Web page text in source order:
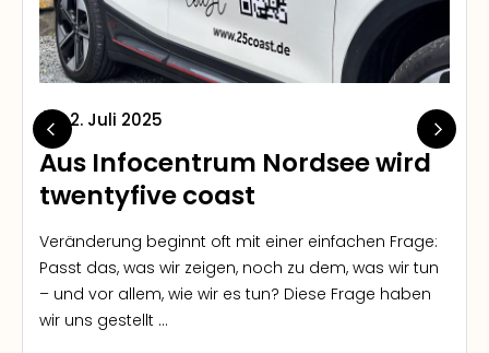
2. Juli 2025
Aus Infocentrum Nordsee wird
twentyfive coast
Veränderung beginnt oft mit einer einfachen Frage:
Passt das, was wir zeigen, noch zu dem, was wir tun
– und vor allem, wie wir es tun? Diese Frage haben
wir uns gestellt ...